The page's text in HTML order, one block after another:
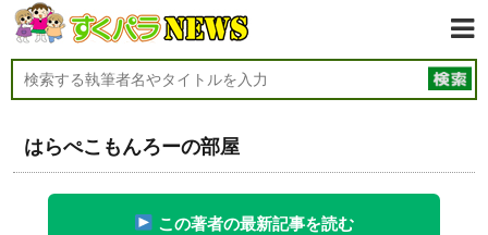
はらぺこもんろーの部屋
この著者の最新記事を読む